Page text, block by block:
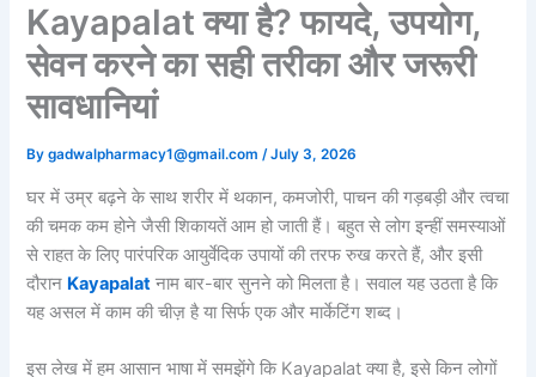
Kayapalat क्या है? फायदे, उपयोग,
सेवन करने का सही तरीका और जरूरी
सावधानियां
Bygadwalpharmacy1@gmail.com/July 3, 2026
घर में उम्र बढ़ने के साथ शरीर में थकान, कमजोरी, पाचन की गड़बड़ी और त्वचा
की चमक कम होने जैसी शिकायतें आम हो जाती हैं। बहुत से लोग इन्हीं समस्याओं
से राहत के लिए पारंपरिक आयुर्वेदिक उपायों की तरफ रुख करते हैं, और इसी
दौरान Kayapalat नाम बार-बार सुनने को मिलता है। सवाल यह उठता है कि
यह असल में काम की चीज़ है या सिर्फ एक और मार्केटिंग शब्द।
इस लेख में हम आसान भाषा में समझेंगे कि Kayapalat क्या है, इसे किन लोगों